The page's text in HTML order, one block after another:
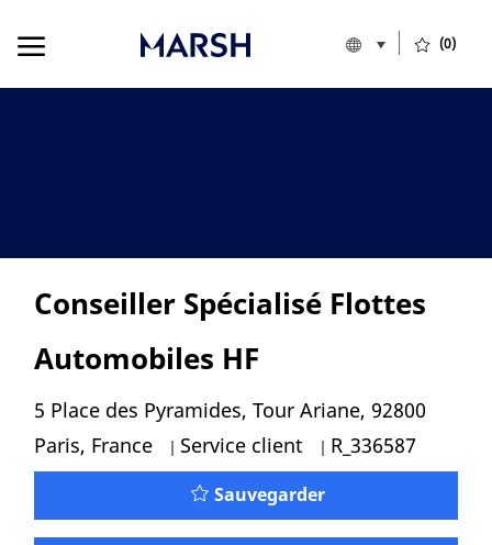
Language
French
France (0)
Conseiller Spécialisé Flottes
Automobiles HF
Localisation
5 Place des Pyramides, Tour Ariane, 92800
Paris, France
Catégorie
Service client Id d’emploi
R_336587
Sauvegarder